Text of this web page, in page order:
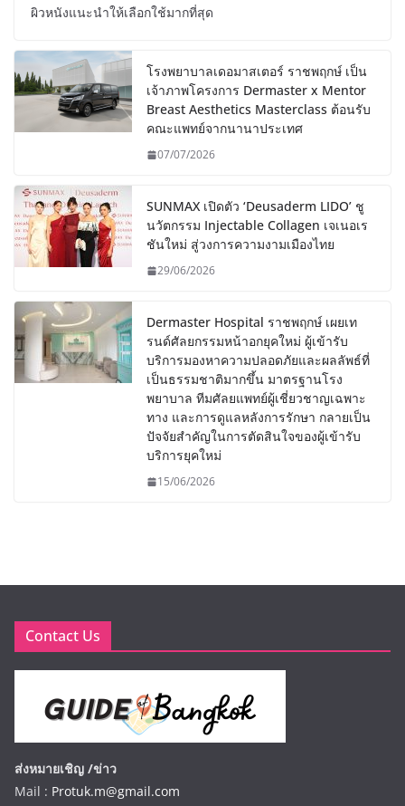
ผิวหนังแนะนำให้เลือกใช้มากที่สุด
โรงพยาบาลเดอมาสเตอร์ ราชพฤกษ์ เป็น
เจ้าภาพโครงการ Dermaster x Mentor
Breast Aesthetics Masterclass ต้อนรับ
คณะแพทย์จากนานาประเทศ
07/07/2026
SUNMAX เปิดตัว ‘Deusaderm LIDO’ ชู
นวัตกรรม Injectable Collagen เจเนอเร
ชันใหม่ สู่วงการความงามเมืองไทย
29/06/2026
Dermaster Hospital ราชพฤกษ์ เผยเท
รนด์ศัลยกรรมหน้าอกยุคใหม่ ผู้เข้ารับ
บริการมองหาความปลอดภัยและผลลัพธ์ที่
เป็นธรรมชาติมากขึ้น มาตรฐานโรง
พยาบาล ทีมศัลยแพทย์ผู้เชี่ยวชาญเฉพาะ
ทาง และการดูแลหลังการรักษา กลายเป็น
ปัจจัยสำคัญในการตัดสินใจของผู้เข้ารับ
บริการยุคใหม่
15/06/2026
Contact Us
ส่งหมายเชิญ /ข่าว
Mail : Protuk.m@gmail.com